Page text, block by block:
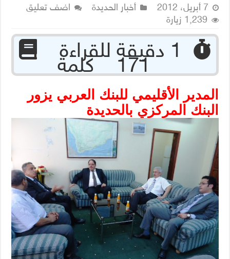
7 أبريل، 2012
أخبار الحديدة
اضف تعليق
1,239 زيارة
171 كلمة
المدير الأقليمي للبنك العربي يزور
البنك المركزي بالحديدة